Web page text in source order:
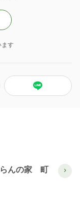
す
んの家 町